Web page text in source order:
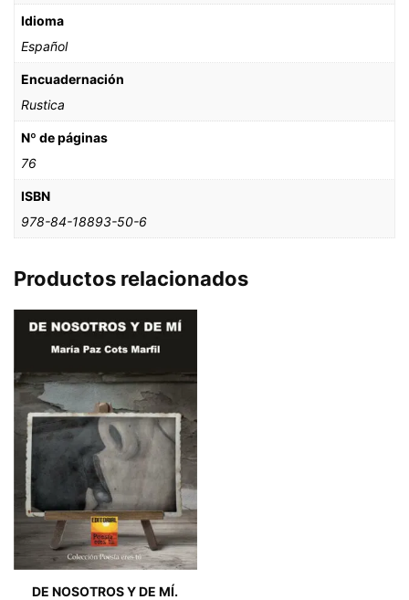
Idioma
Español
Encuadernación
Rustica
Nº de páginas
76
ISBN
978-84-18893-50-6
Productos relacionados
DE NOSOTROS Y DE MÍ.